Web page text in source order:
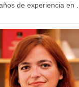
de experiencia en ...